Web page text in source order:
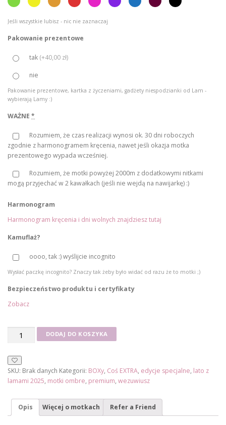
d
o
,
z
ł
Jeśli wszystkie lubisz - nic nie zaznaczaj
Pakowanie prezentowe
tak (+40,00 zł)
nie
Pakowanie prezentowe, kartka z życzeniami, gadżety niespodzianki od Lam -
wybierają Lamy :)
WAŻNE *
Rozumiem, że czas realizacji wynosi ok. 30 dni roboczych
zgodnie z harmonogramem kręcenia, nawet jeśli okazja motka
prezentowego wypada wcześniej.
Rozumiem, że motki powyżej 2000m z dodatkowymi nitkami
mogą przyjechać w 2 kawałkach (jeśli nie wejdą na nawijarkę) :)
Harmonogram
Harmonogram kręcenia i dni wolnych znajdziesz tutaj
Kamuflaż?
oooo, tak :) wyślijcie incognito
Wysłać paczkę incognito? Znaczy tak żeby było widać od razu że to motki ;)
Bezpieczeństwo produktu i certyfikaty
Zobacz
-
niespodzianka
DODAJ DO KOSZYKA
SKU: Brak danych Kategorii: BOXy, Coś EXTRA, edycje specjalne, lato z
lamami 2025, motki ombre, premium, wezuwiusz
Opis Więcej o motkach Refer a Friend